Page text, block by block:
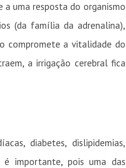
a uma resposta do organismo
(da família da adrenalina),
compromete a vitalidade do
a irrigação cerebral fica
diabetes, dislipidemias,
é importante, pois uma das